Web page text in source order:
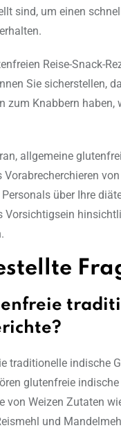
sind, um einen
Reise-Snack-
Sie sicherstellen,
zum Knabbern haben,
allgemeine
über Ihre
Vorsichtigsein
traditionelle indische
glutenfreie
von Weizen Zutaten
und